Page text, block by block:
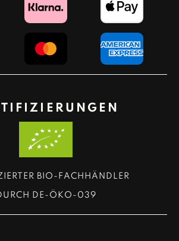
BIO-FACHHÄNDLER
DE-ÖKO-039